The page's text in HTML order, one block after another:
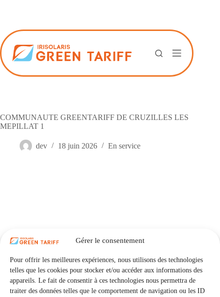
Gérer le consentement
Pour offrir les meilleures expériences, nous utilisons des technologies
telles que les cookies pour stocker et/ou accéder aux informations des
appareils. Le fait de consentir à ces technologies nous permettra de
traiter des données telles que le comportement de navigation ou les ID
COMMUNAUTE GREENTARIFF DE CRUZILLES LES
MEPILLAT 1
dev 18 juin 2026 En service